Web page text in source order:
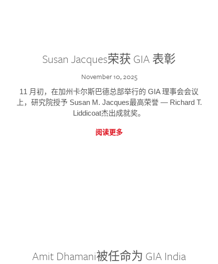
Susan Jacques荣获 GIA 表彰
November 10, 2025
11 月初，在加州卡尔斯巴德总部举行的 GIA 理事会会议
上，研究院授予 Susan M. Jacques最高荣誉 — Richard T.
Liddicoat杰出成就奖。
阅读更多
Amit Dhamani被任命为 GIA India